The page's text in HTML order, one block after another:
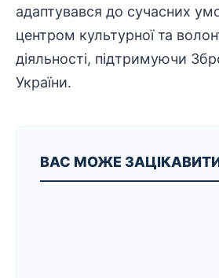
адаптувався до сучасних
центром культурної та
діяльності, підтримуючи
України.
ВАС МОЖЕ